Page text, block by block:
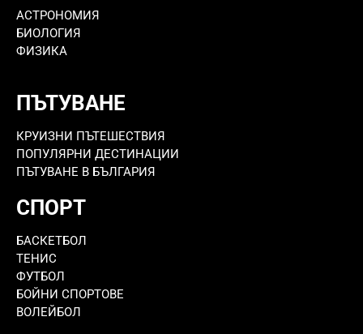
АСТРОНОМИЯ
БИОЛОГИЯ
ФИЗИКА
ПЪТУВАНЕ
КРУИЗНИ ПЪТЕШЕСТВИЯ
ПОПУЛЯРНИ ДЕСТИНАЦИИ
ПЪТУВАНЕ В БЪЛГАРИЯ
СПОРТ
БАСКЕТБОЛ
ТЕНИС
ФУТБОЛ
БОЙНИ СПОРТОВЕ
ВОЛЕЙБОЛ